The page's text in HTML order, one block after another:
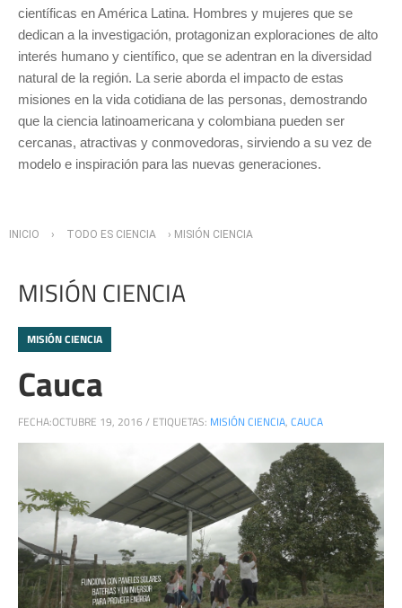
científicas en América Latina. Hombres y mujeres que se
dedican a la investigación, protagonizan exploraciones de alto
interés humano y científico, que se adentran en la diversidad
natural de la región. La serie aborda el impacto de estas
misiones en la vida cotidiana de las personas, demostrando
que la ciencia latinoamericana y colombiana pueden ser
cercanas, atractivas y conmovedoras, sirviendo a su vez de
modelo e inspiración para las nuevas generaciones.
Usted está aquí
INICIO › TODO ES CIENCIA › MISIÓN CIENCIA
MISIÓN CIENCIA
MISIÓN CIENCIA
Cauca
FECHA:OCTUBRE 19, 2016 / ETIQUETAS: MISIÓN CIENCIA, CAUCA